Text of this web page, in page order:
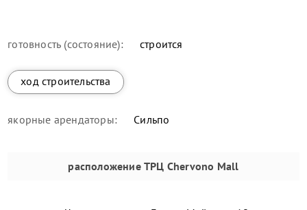
готовность (состояние): строится
ход строительства
якорные арендаторы: Сильпо
расположениеТРЦ Chervono Mall